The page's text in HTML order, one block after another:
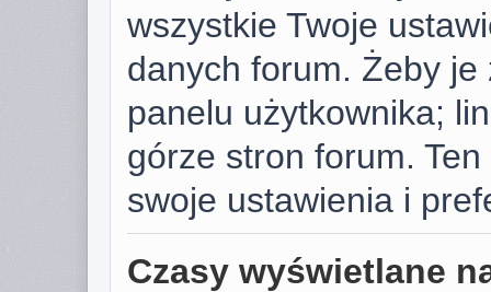
wszystkie Twoje
danych forum. Żeby
panelu użytkownika;
górze stron forum.
swoje ustawienia i
Czasy wyświetlane